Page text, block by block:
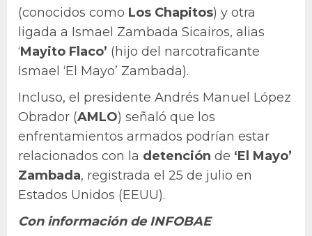
(conocidos como Los Chapitos) y otra
ligada a Ismael Zambada Sicairos, alias
‘Mayito Flaco’ (hijo del narcotraficante
Ismael ‘El Mayo’ Zambada).
Incluso, el presidente Andrés Manuel López
Obrador (AMLO) señaló que los
enfrentamientos armados podrían estar
relacionados con la detención de ‘El Mayo’
Zambada, registrada el 25 de julio en
Estados Unidos (EEUU).
Con información de INFOBAE